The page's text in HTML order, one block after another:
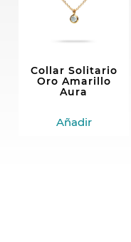
Collar Solitario
Oro Amarillo
Aura
Añadir